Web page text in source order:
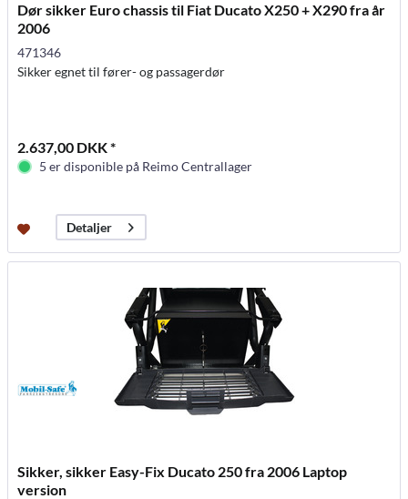
Dør sikker Euro chassis til Fiat Ducato X250 + X290 fra år
2006
471346
Sikker egnet til fører- og passagerdør
2.637,00 DKK *
5 er disponible på Reimo Centrallager
Detaljer
Sikker, sikker Easy-Fix Ducato 250 fra 2006 Laptop
version